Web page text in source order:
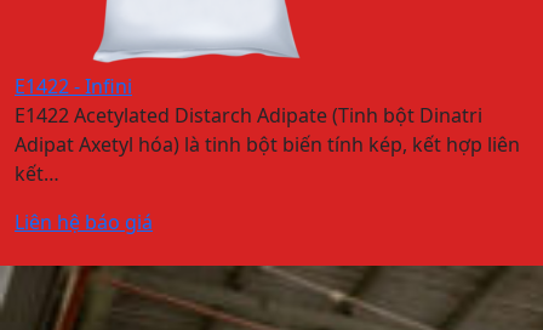
E1422 - Infini
E1422 Acetylated Distarch Adipate (Tinh bột Dinatri
Adipat Axetyl hóa) là tinh bột biến tính kép, kết hợp liên
kết…
Liên hệ báo giá